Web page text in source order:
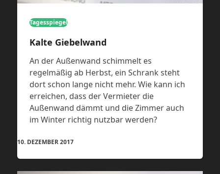
Tagesspiegel
Kalte Giebelwand
An der Außenwand schimmelt es
regelmäßig ab Herbst, ein Schrank steht
dort schon lange nicht mehr. Wie kann ich
erreichen, dass der Vermieter die
Außenwand dämmt und die Zimmer auch
im Winter richtig nutzbar werden?
10. DEZEMBER 2017